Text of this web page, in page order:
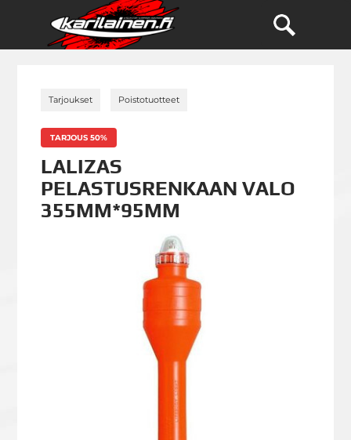
Tarjoukset Poistotuotteet
TARJOUS 50%
LALIZAS
PELASTUSRENKAAN VALO
355MM*95MM